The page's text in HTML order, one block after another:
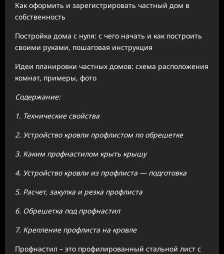
Как оформить и зарегистрировать частный дом в
собственность
Постройка дома с нуля: с чего начать и как построить
своими руками, пошаговая инструкция
Идеи планировки частных домов: схема расположения
комнат, примеры, фото
Содержание:
1. Технические свойства
2. Устройство кровли профлистом по обрешетке
3. Каким профнастилом крыть крышу
4. Устройство кровли из профлиста — подготовка
5. Расчет, закупка и резка профлиста
6. Обрешетка под профнастил
7. Крепление профлиста на кровле
Профнастил – это профилированный стальной лист с